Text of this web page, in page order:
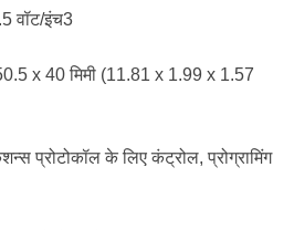
वॉट/इंच3
x 40 मिमी (11.81 x 1.99 x 1.57
प्रोटोकॉल के लिए कंट्रोल, प्रोग्रामिंग